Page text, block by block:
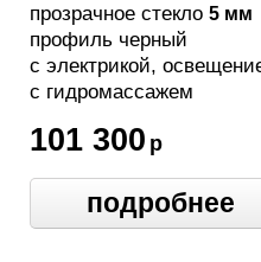
см
прозрачное стекло5 мм
профиль черный
с электрикой,
c гидромассажем
101 300 р
подробнее